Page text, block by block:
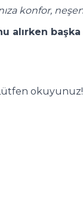
konfor,
alırken
okuyunuz!